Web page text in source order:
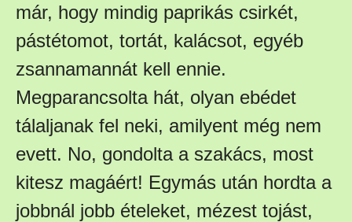
már, hogy mindig paprikás csirkét,
pástétomot, tortát, kalácsot, egyéb
zsannamannát kell ennie.
Megparancsolta hát, olyan ebédet
tálaljanak fel neki, amilyent még nem
evett. No, gondolta a szakács, most
kitesz magáért! Egymás után hordta a
jobbnál jobb ételeket, mézest tojást,